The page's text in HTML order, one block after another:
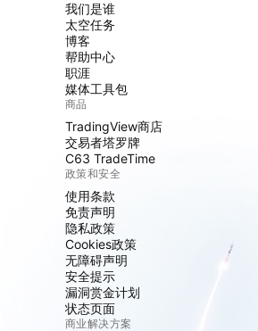
我们是谁
太空任务
博客
帮助中心
职涯
媒体工具包
商品
TradingView商店
交易者塔罗牌
C63 TradeTime
政策和安全
使用条款
免责声明
隐私政策
Cookies政策
无障碍声明
安全提示
漏洞赏金计划
状态页面
商业解决方案